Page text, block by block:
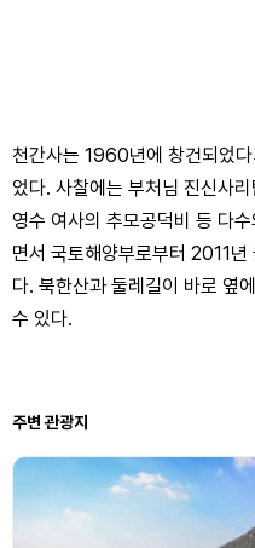
천간사는 1960년에 창건되었
었다. 사찰에는 부처님 진신사
영수 여사의 추모공덕비 등 다
면서 국토해양부로부터 2011
다. 북한산과 둘레길이 바로 옆
수 있다.
주변 관광지